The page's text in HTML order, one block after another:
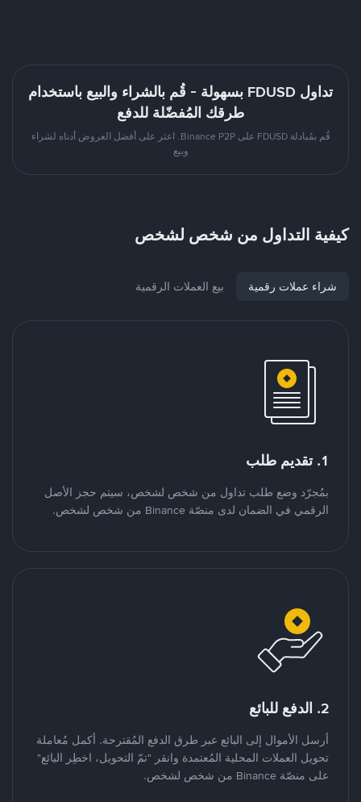
تداول FDUSD بسهولة - قُم بالشراء والبيع باستخدام
طرقك المُفضّلة للدفع
قُم بمُبادلة FDUSD على Binance P2P. اعثر على أفضل العروض أدناه لشراء
وبيع
كيفية التداول من شخص لشخص
شراء عملات رقمية بيع العملات الرقمية
1. تقديم طلب
بمُجرّد وضع طلب تداول من شخص لشخص، سيتم حجز الأصل
الرقمي في الضمان لدى منصّة Binance من شخص لشخص.
2. الدفع للبائع
أرسل الأموال إلى البائع عبر طرق الدفع المُقترحة. أكمل مُعاملة
تحويل العملات المحلية المُعتمدة وانقر "تمّ التحويل، اخطِر البائع"
على منصّة Binance من شخص لشخص.